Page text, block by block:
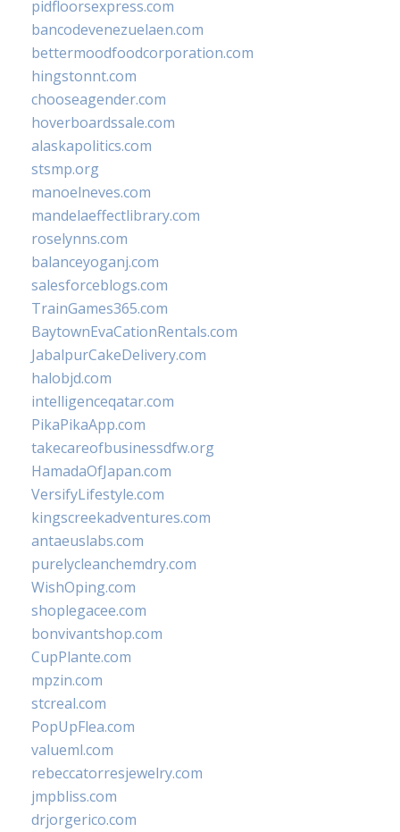
pidfloorsexpress.com
bancodevenezuelaen.com
bettermoodfoodcorporation.com
hingstonnt.com
chooseagender.com
hoverboardssale.com
alaskapolitics.com
stsmp.org
manoelneves.com
mandelaeffectlibrary.com
roselynns.com
balanceyoganj.com
salesforceblogs.com
TrainGames365.com
BaytownEvaCationRentals.com
JabalpurCakeDelivery.com
halobjd.com
intelligenceqatar.com
PikaPikaApp.com
takecareofbusinessdfw.org
HamadaOfJapan.com
VersifyLifestyle.com
kingscreekadventures.com
antaeuslabs.com
purelycleanchemdry.com
WishOping.com
shoplegacee.com
bonvivantshop.com
CupPlante.com
mpzin.com
stcreal.com
PopUpFlea.com
valueml.com
rebeccatorresjewelry.com
jmpbliss.com
drjorgerico.com